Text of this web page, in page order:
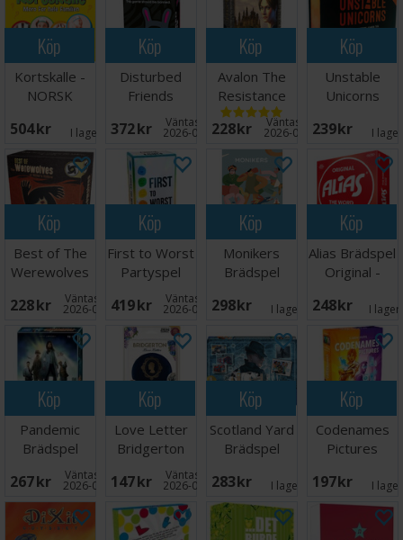
Köp
Kortskalle -
NORSK
504 SEK I lager: 8
Köp
Disturbed
Friends
Kortspel
372 SEK Väntas in:
2026-08-27
Köp
Avalon The
Resistance
Kortspel
228 SEK Väntas in:
2026-08-15
Köp
Unstable
Unicorns
Brädspel
239 SEK I
Köp
Best of The
Werewolves
of Millers
Hollow
228 SEK Väntas in:
2026-09-30
Köp
First to Worst
Partyspel
419 SEK Väntas in:
2026-08-24
Köp
Monikers
Brädspel
298 SEK I lager: 5
Köp
Alias Brädspel
Original -
248 SEK I
Köp
Pandemic
Brädspel
267 SEK Väntas in:
2026-08-15
Köp
Love Letter
Bridgerton
Kortspel
147 SEK Väntas in:
2026-08-15
Köp
Scotland Yard
Brädspel
283 SEK I lager:
Köp
Codenames
Pictures
197 SEK I